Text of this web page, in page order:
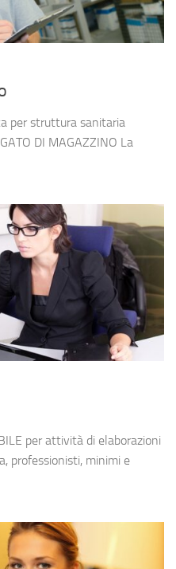
per struttura sanitaria
DI MAGAZZINO La
per attività di elaborazioni
professionisti, minimi e